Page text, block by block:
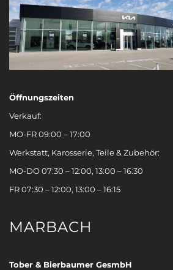
Öffnungszeiten
Verkauf:
MO-FR 09:00 – 17:00
Werkstatt, Karosserie, Teile & Zubehör:
MO-DO 07:30 – 12:00, 13:00 – 16:30
FR 07:30 – 12:00, 13:00 – 16:15
MARBACH
Tober & Bierbaumer GesmbH